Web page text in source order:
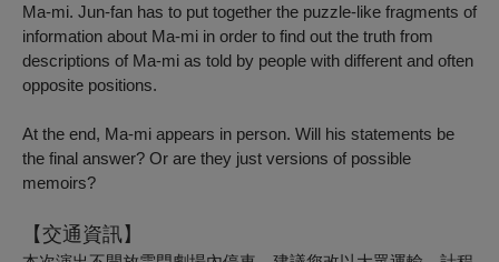
Ma-mi. Jun-fan has to put together the puzzle-like fragments of
information about Ma-mi in order to find out the truth from
descriptions of Ma-mi as told by people with different and often
opposite positions.
At the end, Ma-mi appears in person. Will his statements be
the final answer? Or are they just versions of possible
memoirs?
【交通資訊】